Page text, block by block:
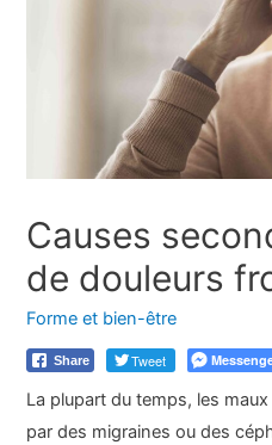
Causes
de douleurs
Forme et bien-être
Share Tweet
La plupart du temps, les
par des migraines ou des